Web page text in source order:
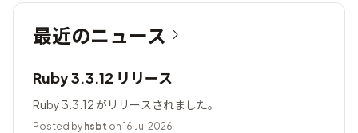
最近のニュース
Ruby 3.3.12 リリース
Ruby 3.3.12 がリリースされました。
Posted by hsbt on 16 Jul 2026